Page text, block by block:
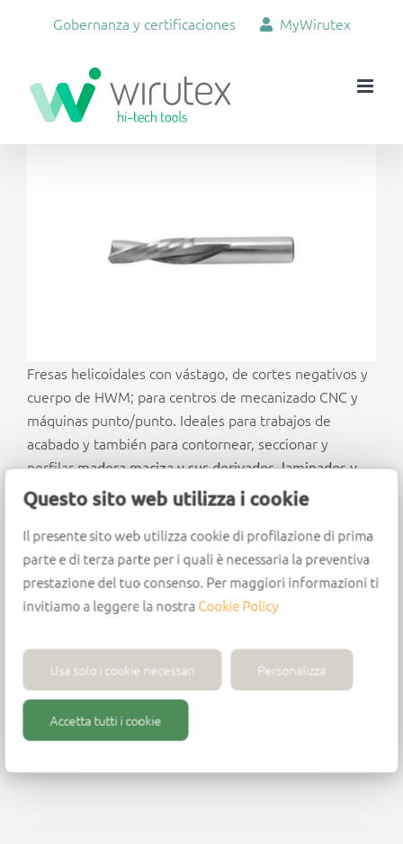
Questo sito web utilizza i cookie
Il presente sito web utilizza cookie di profilazione di prima
parte e di terza parte per i quali è necessaria la preventiva
prestazione del tuo consenso. Per maggiori informazioni ti
invitiamo a leggere la nostraCookie Policy
Usa solo i cookie necessari Personalizza
Accetta tutti i cookie
Gobernanza y certificaciones MyWirutex
Fresas helicoidales con vástago, de cortes negativos y
cuerpo de HWM; para centros de mecanizado CNC y
máquinas punto/punto. Ideales para trabajos de
acabado y también para contornear, seccionar y
perfilarmadera maciza y sus derivados, laminados y
materiales plásticos.
Diseño
Cuerpo de metal duro integral (HWM)
Descarga la viruta hacia abajo
la parte superior del panel